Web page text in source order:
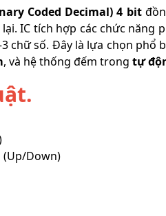
Coded Decimal) 4 bit
IC tích hợp các chức năng
chữ số. Đây là lựa chọn phổ
, và hệ thống đếm trong tự
Down)